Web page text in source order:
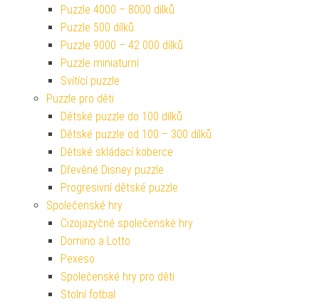
Puzzle 4000 – 8000 dílků
Puzzle 500 dílků
Puzzle 9000 – 42 000 dílků
Puzzle miniaturní
Svítící puzzle
Puzzle pro děti
Dětské puzzle do 100 dílků
Dětské puzzle od 100 – 300 dílků
Dětské skládací koberce
Dřevěné Disney puzzle
Progresivní dětské puzzle
Společenské hry
Cizojazyčné společenské hry
Domino a Lotto
Pexeso
Společenské hry pro děti
Stolní fotbal